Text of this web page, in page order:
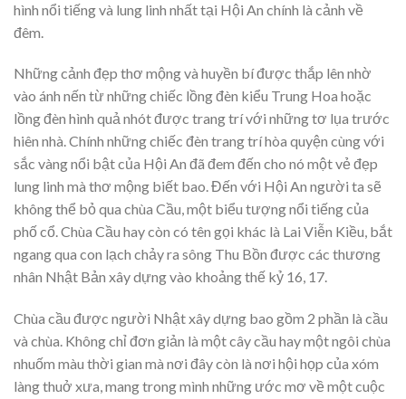
hình nổi tiếng và lung linh nhất tại Hội An chính là cảnh về
đêm.
Những cảnh đẹp thơ mộng và huyền bí được thắp lên nhờ
vào ánh nến từ những chiếc lồng đèn kiểu Trung Hoa hoặc
lồng đèn hình quả nhót được trang trí với những tơ lụa trước
hiên nhà. Chính những chiếc đèn trang trí hòa quyện cùng với
sắc vàng nổi bật của Hội An đã đem đến cho nó một vẻ đẹp
lung linh mà thơ mộng biết bao. Đến với Hội An người ta sẽ
không thể bỏ qua chùa Cầu, một biểu tượng nổi tiếng của
phố cổ. Chùa Cầu hay còn có tên gọi khác là Lai Viễn Kiều, bắt
ngang qua con lạch chảy ra sông Thu Bồn được các thương
nhân Nhật Bản xây dựng vào khoảng thế kỷ 16, 17.
Chùa cầu được người Nhật xây dựng bao gồm 2 phần là cầu
và chùa. Không chỉ đơn giản là một cây cầu hay một ngôi chùa
nhuốm màu thời gian mà nơi đây còn là nơi hội họp của xóm
làng thuở xưa, mang trong mình những ước mơ về một cuộc